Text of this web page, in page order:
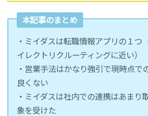
本記事のまとめ
・ミイダスは転職情報アプリの１つ
イレクトリクルーティングに近い）
・営業手法はかなり強引で現時点で
良くない
・ミイダスは社内での連携はあまり
象を受けた